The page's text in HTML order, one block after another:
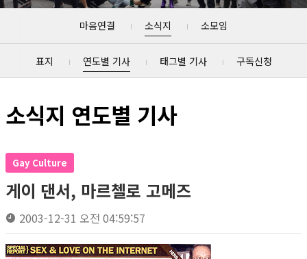
마음연결 소식지 소모임
표지 연도별 기사 태그별 기사 구독신청
소식지 연도별 기사
Gay Culture
게이 댄서, 마르첼로 고메즈
2003-12-31 오전 04:59:57